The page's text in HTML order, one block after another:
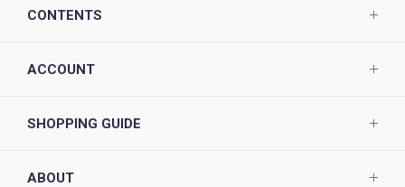
CONTENTS
ACCOUNT
SHOPPING GUIDE
ABOUT